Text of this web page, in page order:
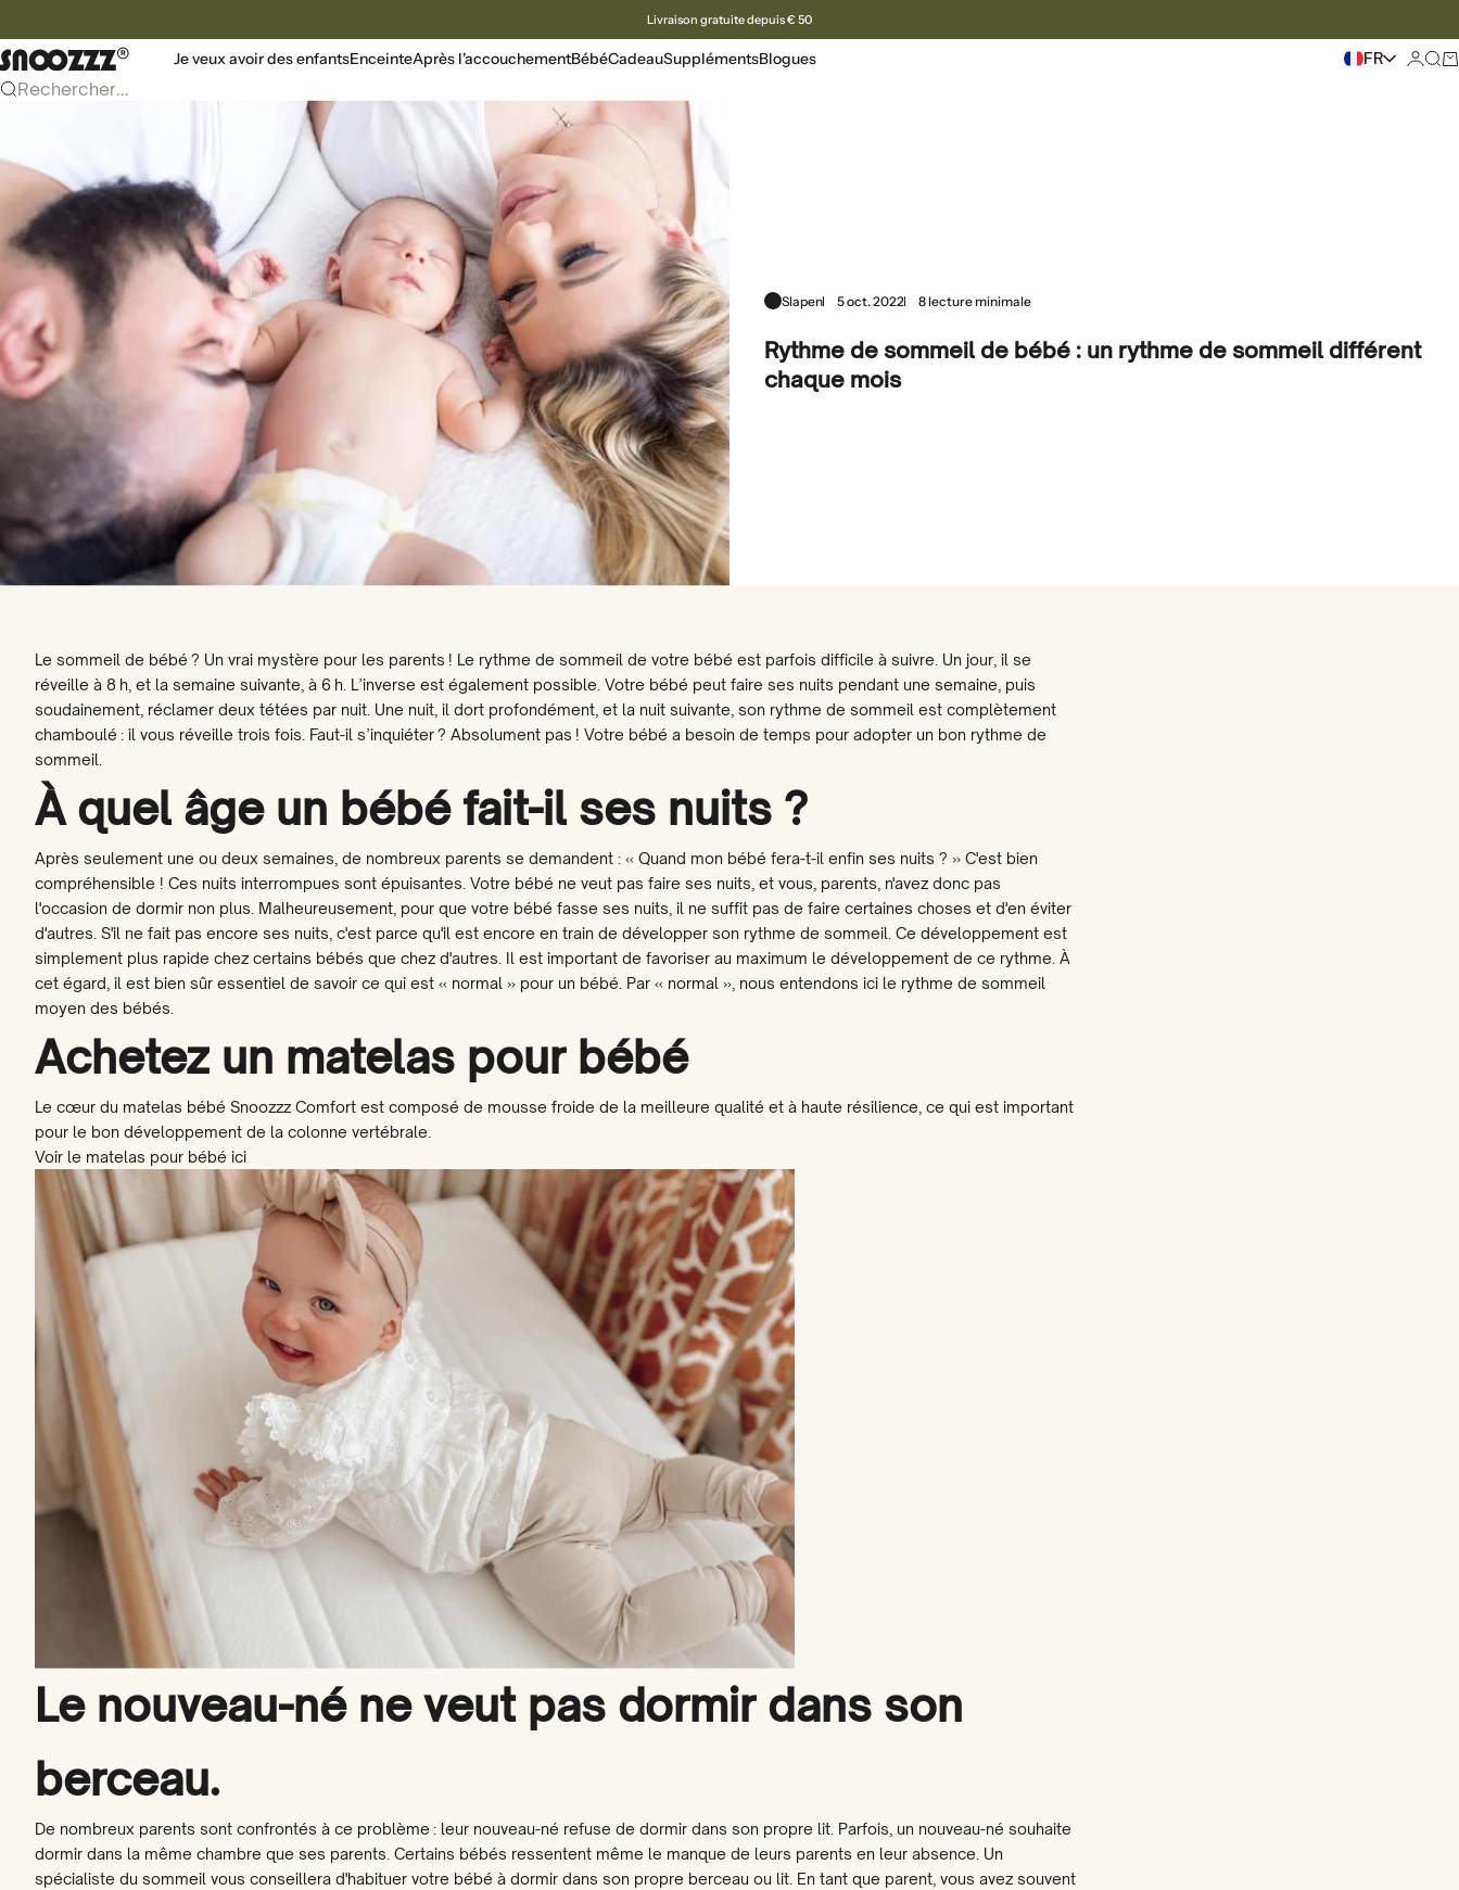
Livraison gratuite depuis € 50
Snoozzz webshop Je veux avoir des enfantsEnceinteAprès l'accouchementBébéCadeauSupplémentsBlogues FR Se
Rechercher...
Slapen 5 oct. 2022 8 lecture minimale
Rythme de sommeil de bébé : un rythme de sommeil différent
chaque mois
Le sommeil de bébé ? Un vrai mystère pour les parents ! Le rythme de sommeil de votre bébé est parfois difficile à suivre. Un jour, il se
réveille à 8 h, et la semaine suivante, à 6 h. L’inverse est également possible. Votre bébé peut faire ses nuits pendant une semaine, puis
soudainement, réclamer deux tétées par nuit. Une nuit, il dort profondément, et la nuit suivante, son rythme de sommeil est complètement
chamboulé : il vous réveille trois fois. Faut-il s’inquiéter ? Absolument pas ! Votre bébé a besoin de temps pour adopter un bon rythme de
sommeil.
À quel âge un bébé fait-il ses nuits ?
Après seulement une ou deux semaines, de nombreux parents se demandent : « Quand mon bébé fera-t-il enfin ses nuits ? » C'est bien
compréhensible ! Ces nuits interrompues sont épuisantes. Votre bébé ne veut pas faire ses nuits, et vous, parents, n'avez donc pas
l'occasion de dormir non plus. Malheureusement, pour que votre bébé fasse ses nuits, il ne suffit pas de faire certaines choses et d'en éviter
d'autres. S'il ne fait pas encore ses nuits, c'est parce qu'il est encore en train de développer son rythme de sommeil. Ce développement est
simplement plus rapide chez certains bébés que chez d'autres. Il est important de favoriser au maximum le développement de ce rythme. À
cet égard, il est bien sûr essentiel de savoir ce qui est « normal » pour un bébé. Par « normal », nous entendons ici le rythme de sommeil
moyen des bébés.
Achetez un matelas pour bébé
Le cœur du matelas bébé Snoozzz Comfort est composé de mousse froide de la meilleure qualité et à haute résilience, ce qui est important
pour le bon développement de la colonne vertébrale.
Voir le matelas pour bébé ici
Le nouveau-né ne veut pas dormir dans son
berceau.
De nombreux parents sont confrontés à ce problème : leur nouveau-né refuse de dormir dans son propre lit. Parfois, un nouveau-né souhaite
dormir dans la même chambre que ses parents. Certains bébés ressentent même le manque de leurs parents en leur absence. Un
spécialiste du sommeil vous conseillera d'habituer votre bébé à dormir dans son propre berceau ou lit. En tant que parent, vous avez souvent